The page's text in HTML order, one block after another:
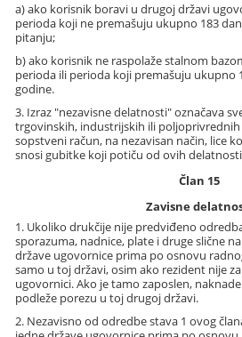
a) ako korisnik boravi u drugoj državi
perioda koji ne premašuju ukupno 183
pitanju;
b) ako korisnik ne raspolaže stalnom
perioda ili perioda koji premašuju ukupno
godine.
3. Izraz "nezavisne delatnosti" označava
trgovinskih, industrijskih ili poljoprivrednih
sopstveni račun, na nezavisan način, lice
snosi gubitke koji potiču od ovih
Član 15
Zavisne
1. Ukoliko drukčije nije predviđeno
sporazuma, nadnice, plate i druge slične
države ugovornice prima po osnovu
samo u toj državi, osim ako rezident nije
ugovornici. Ako je tamo zaposlen,
podleže porezu u toj drugoj državi.
2. Nezavisno od odredbe stava 1 ovog